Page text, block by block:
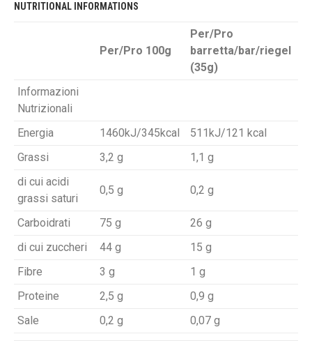
NUTRITIONAL INFORMATIONS
Per/Pro 100g
Per/Pro
barretta/bar/riegel
(35g)
Informazioni
Nutrizionali
Energia
1460kJ/345kcal
511kJ/121 kcal
Grassi
3,2 g
1,1 g
di cui acidi
grassi saturi
0,5 g 0,2 g
Carboidrati 75 g
26 g
di cui zuccheri
44 g
15 g
Fibre
3 g
1 g
Proteine
2,5 g
0,9 g
Sale
0,2 g 0,07 g